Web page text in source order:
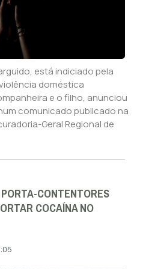
está indiciado pela
doméstica
e o filho, anunciou
comunicado publicado na
Geral Regional de
CONTENTORES
COCAÍNA NO